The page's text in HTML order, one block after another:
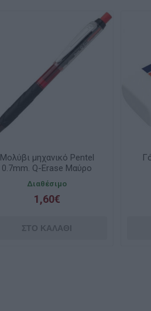
Μολύβι μηχανικό Pentel
0.7mm. Q-Erase Μαύρο
QE427A
Διαθέσιμο
1,60€